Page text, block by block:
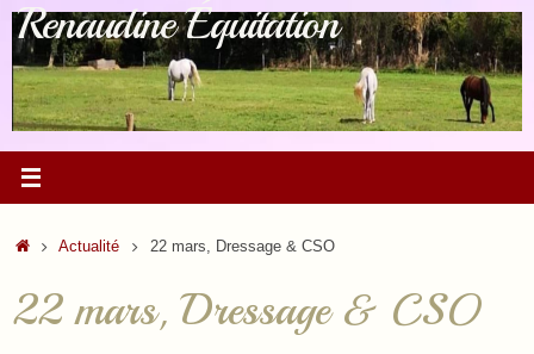
Passer
contenu
Renaudine Équitation
Accueil
Actualité 22 mars, Dressage & CSO
22 mars, Dressage & CSO